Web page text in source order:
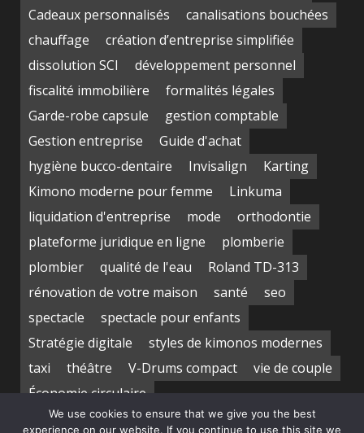
Cadeaux personnalisés
canalisations bouchées
chauffage
création d’entreprise simplifiée
dissolution SCI
développement personnel
fiscalité immobilière
formalités légales
Garde-robe capsule
gestion comptable
Gestion entreprise
Guide d'achat
hygiène bucco-dentaire
Invisalign
Karting
Kimono moderne pour femme
Linkuma
liquidation d'entreprise
mode
orthodontie
plateforme juridique en ligne
plomberie
plombier
qualité de l'eau
Roland TD-313
rénovation de votre maison
santé
seo
spectacle
spectacle pour enfants
Stratégie digitale
styles de kimonos modernes
taxi
théâtre V-Drums compact
vie de couple
Économie circulaire
We use cookies to ensure that we give you the best
experience on our website. If you continue to use this site we